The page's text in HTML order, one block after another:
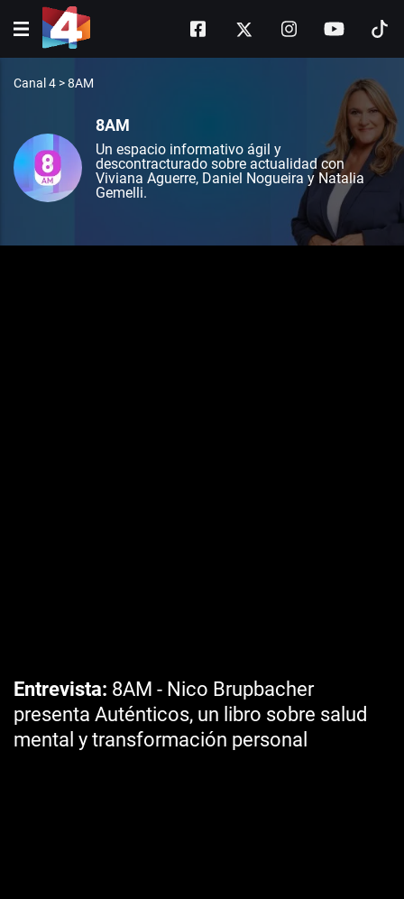
Canal 4 >8AM
8AM
Un espacio informativo ágil y
descontracturado sobre actualidad con
Viviana Aguerre, Daniel Nogueira y Natalia
Gemelli.
Entrevista 8AM - Nico Brupbacher
presenta Auténticos, un libro sobre salud
mental y transformación personal